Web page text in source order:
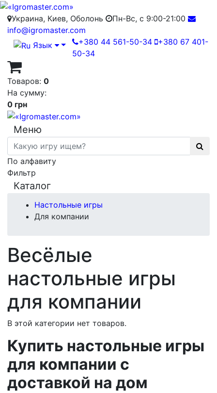
Украина, Киев, Оболонь
Пн-Вс, с 9:00-21:00
info@igromaster.com
Язык
+380 44 561-50-34 +380 67 401-
50-34
Товаров: 0
На сумму:
0 грн
Меню
По алфавиту
Фильтр
Каталог
Настольные игры
Для компании
Весёлые
настольные игры
для компании
В этой категории нет товаров.
Купить настольные игры
для компании с
доставкой на дом